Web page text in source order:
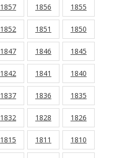
1857 1856 1855
1852 1851 1850
1847 1846 1845
1842 1841 1840
1837 1836 1835
1832 1828 1826
1815 1811 1810